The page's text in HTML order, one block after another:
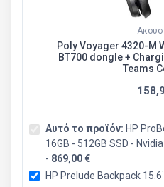
Poly Voyager 4320-M
BT700 dongle +
Teams
Αυτό το προϊόν: HP
16GB - 512GB SSD -
- 869,00 €
HP Prelude Backpack